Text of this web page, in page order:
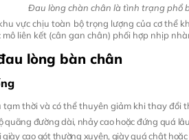
Đau lòng chàn chân là tình trạng phổ
vực chịu toàn bộ trọng lượng của cơ thể
liên kết (cân gan chân) phối hợp nhịp
lòng bàn chân
thời và có thể thuyên giảm khi thay đổi
quãng đường dài, nhảy cao hoặc đứng quá
giày cao gót thường xuyên, giày quá chật